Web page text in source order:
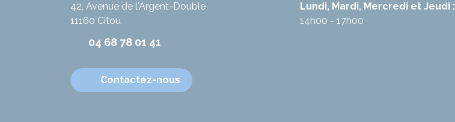
42, Avenue de l'Argent-Double
11160 Citou
04 68 78 01 41
Contactez-nous
Lundi, Mardi, Mercredi et Jeudi :
14h00 - 17h00